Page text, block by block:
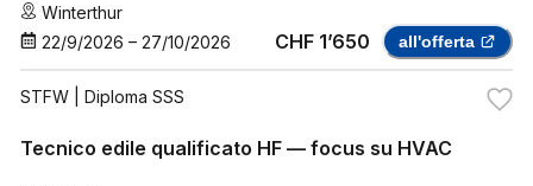
Winterthur
22/9/2026 – 27/10/2026 CHF 1’650 all'offerta
STFW | Diploma SSS
Tecnico edile qualificato HF — focus su HVAC